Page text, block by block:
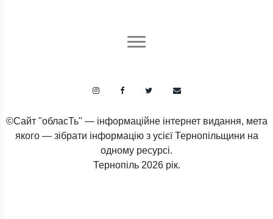
©Сайт "обласТь" — інформаційне інтернет видання, мета
якого — зібрати інформацію з усієї Тернопільщини на
одному ресурсі.
Тернопіль 2026 рік.